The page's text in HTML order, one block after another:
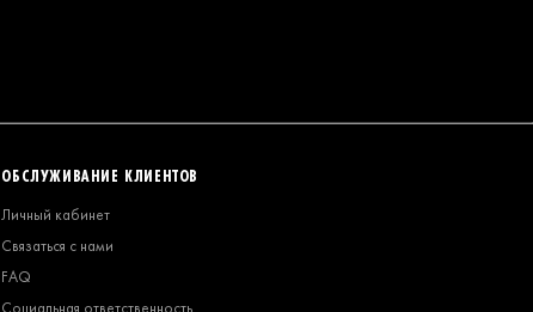
ОБСЛУЖИВАНИЕ КЛИЕНТОВ
Личный кабинет
Связаться с нами
FAQ
Социальная ответственность